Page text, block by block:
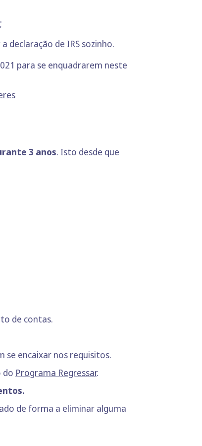
;
declaração de IRS sozinho.
para se enquadrarem neste
3 anos. Isto desde que
de contas.
se encaixar nos requisitos.
do Programa Regressar.
de forma a eliminar alguma